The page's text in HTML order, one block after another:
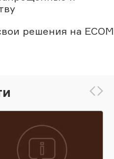
решения на ECOM